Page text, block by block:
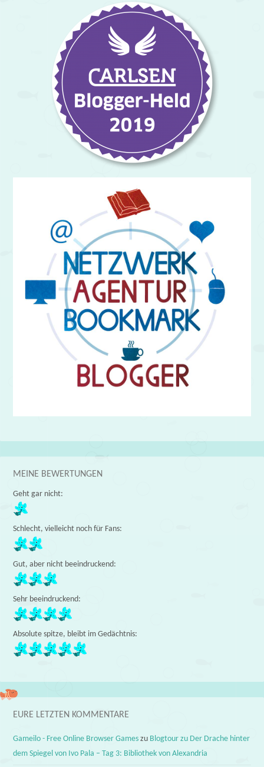
MEINE BEWERTUNGEN
Geht gar nicht:
Schlecht, vielleicht noch für Fans:
Gut, aber nicht beeindruckend:
Sehr beeindruckend:
Absolute spitze, bleibt im Gedächtnis:
EURE LETZTEN KOMMENTARE
Gameilo - Free Online Browser Games zu Blogtour zu Der Drache hinter
dem Spiegel von Ivo Pala – Tag 3: Bibliothek von Alexandria